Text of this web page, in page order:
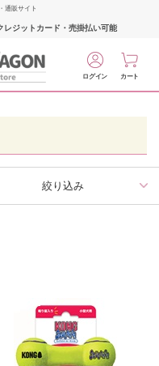
通販サイト
レジットカード・売掛払い可能
ログイン カート
絞り込み